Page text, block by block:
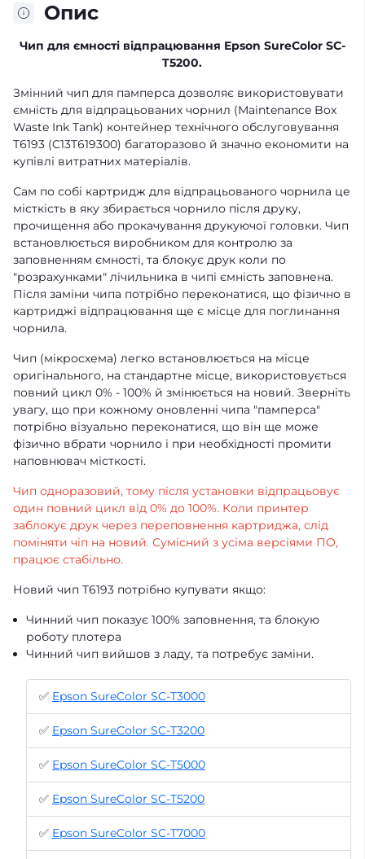
Опис
Чип для ємності відпрацювання Epson SureColor SC-
T5200.
Змінний чип для памперса дозволяє використовувати
ємність для відпрацьованих чорнил (Maintenance Box
Waste Ink Tank) контейнер технічного обслуговування
T6193 (C13T619300) багаторазово й значно економити на
купівлі витратних матеріалів.
Сам по собі картридж для відпрацьованого чорнила це
місткість в яку збирається чорнило після друку,
прочищення або прокачування друкуючої головки. Чип
встановлюється виробником для контролю за
заповненням ємності, та блокує друк коли по
"розрахунками" лічильника в чипі ємність заповнена.
Після заміни чипа потрібно переконатися, що фізично в
картриджі відпрацювання ще є місце для поглинання
чорнила.
Чип (мікросхема) легко встановлюється на місце
оригінального, на стандартне місце, використовується
повний цикл 0% - 100% й змінюється на новий. Зверніть
увагу, що при кожному оновленні чипа "памперса"
потрібно візуально переконатися, що він ще може
фізично вбрати чорнило і при необхідності промити
наповнювач місткості.
Чип одноразовий, тому після установки відпрацьовує
один повний цикл від 0% до 100%. Коли принтер
заблокує друк через переповнення картриджа, слід
поміняти чіп на новий. Сумісний з усіма версіями ПО,
працює стабільно.
Новий чип T6193 потрібно купувати якщо:
Чинний чип показує 100% заповнення, та блокую
роботу плотера
Чинний чип вийшов з ладу, та потребує заміни.
✅ Epson SureColor SC-T3000
✅ Epson SureColor SC-T3200
✅ Epson SureColor SC-T5000
✅ Epson SureColor SC-T5200
✅ Epson SureColor SC-T7000